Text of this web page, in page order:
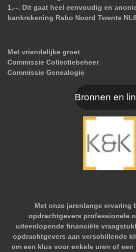
1,--. Dit gaat heel eenvoudig en
bankrekening Rabo Noord Twente
Met vriendelijke groet
Commissie Collectiebeheer
Commissie Genealogie
Bronnen en
Met onze jarenlange ervaring
opdrachtgevers professionele
uiteenlopende financiële
opdrachtgevers aan verschillende
om een klus voor enkele uren of